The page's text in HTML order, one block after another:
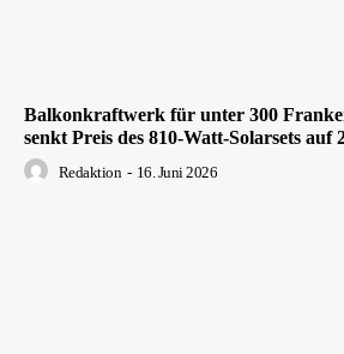
Balkonkraftwerk für unter 300
senkt Preis des 810-Watt-Solarsets auf
Redaktion - 16. Juni 2026